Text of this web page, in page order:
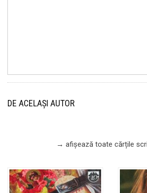
DE ACELAȘI AUTOR
→ afișează toate cărțile